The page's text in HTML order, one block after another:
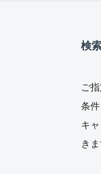
検
ご
条
キ
きま